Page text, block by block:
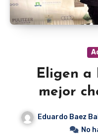
Eligen a
mejor
Eduardo Baez
No